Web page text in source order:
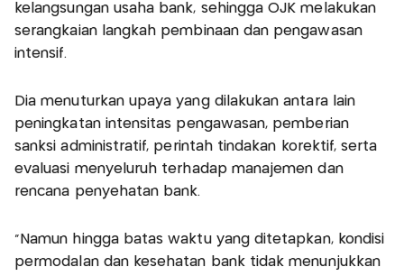
kelangsungan usaha bank, sehingga OJK melakukan
serangkaian langkah pembinaan dan pengawasan
intensif.
Dia menuturkan upaya yang dilakukan antara lain
peningkatan intensitas pengawasan, pemberian
sanksi administratif, perintah tindakan korektif, serta
evaluasi menyeluruh terhadap manajemen dan
rencana penyehatan bank.
“Namun hingga batas waktu yang ditetapkan, kondisi
permodalan dan kesehatan bank tidak menunjukkan